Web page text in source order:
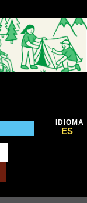
IDIOMA
ES